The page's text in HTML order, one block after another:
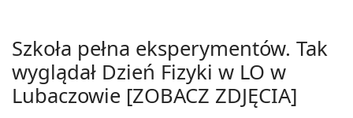
Szkoła pełna eksperymentów. Tak
wyglądał Dzień Fizyki w LO w
Lubaczowie [ZOBACZ ZDJĘCIA]